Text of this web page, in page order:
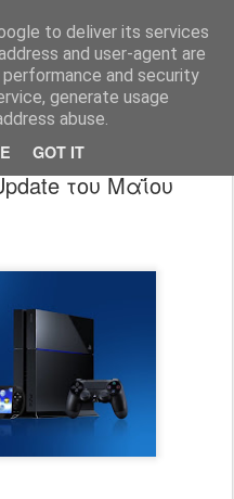
to deliver its services
and user-agent are
and security
generate usage
abuse.
GOT IT
No1 site για τις κονσόλες Playstation στην Ελλάδα
του Μαΐου